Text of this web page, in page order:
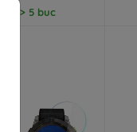
> 5 buc